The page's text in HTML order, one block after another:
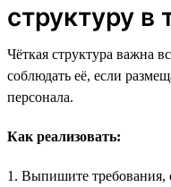
структуру в
Чёткая структура важна
соблюдать её, если
персонала.
Как реализовать:
1. Выпишите требования,